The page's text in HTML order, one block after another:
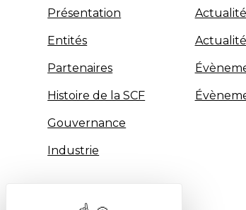
Présentation
Entités
Partenaires
Histoire de la SCF
Gouvernance
Industrie